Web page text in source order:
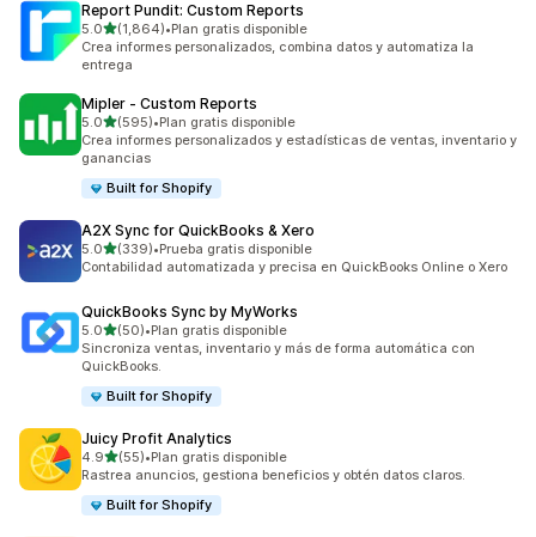
Report Pundit: Custom Reports
5.0de 5 estrellas
(1,864)
1864 reseñas en total
•Plan gratis disponible
Crea informes personalizados, combina datos y automatiza la
entrega
Mipler ‑ Custom Reports
5.0de 5 estrellas
(595)
595 reseñas en total
•Plan gratis disponible
Crea informes personalizados y estadísticas de ventas, inventario y
ganancias
Built for Shopify
A2X Sync for QuickBooks & Xero
5.0de 5 estrellas
(339)
339 reseñas en total
•Prueba gratis disponible
Contabilidad automatizada y precisa en QuickBooks Online o Xero
QuickBooks Sync by MyWorks
5.0de 5 estrellas
(50)
50 reseñas en total
•Plan gratis disponible
Sincroniza ventas, inventario y más de forma automática con
QuickBooks.
Built for Shopify
Juicy Profit Analytics
4.9de 5 estrellas
(55)
55 reseñas en total
•Plan gratis disponible
Rastrea anuncios, gestiona beneficios y obtén datos claros.
Built for Shopify